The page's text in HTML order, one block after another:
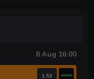
8 Aug 16:00
1.53